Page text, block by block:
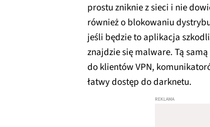
prostu zniknie z sieci i nie
również o blokowaniu
jeśli będzie to aplikacja
znajdzie się malware. Tą
do klientów VPN,
łatwy dostęp do darknetu.